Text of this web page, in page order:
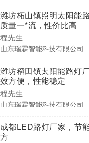
潍坊柘山镇照明太阳能
质量一*流，性价比高
程先生
山东瑞霖智能科技有限公司
潍坊稻田镇太阳能路灯
效方便，性能稳定
程先生
山东瑞霖智能科技有限公司
成都LED路灯厂家，节
方